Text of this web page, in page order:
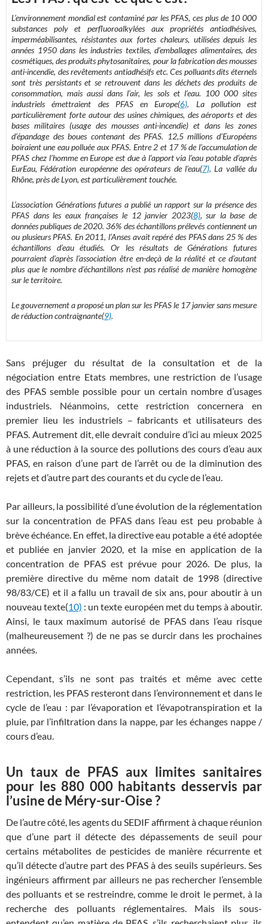
L’environnement mondial est contaminé par les PFAS, ces plus de 10 000
substances poly et perfluoroalkylées aux propriétés antiadhésives,
imperméabilisantes, résistantes aux fortes chaleurs, utilisées depuis les
années 1950 dans les industries textiles, d’emballages alimentaires, des
cosmétiques, des produits phytosanitaires, pour la fabrication des mousses
anti-incendie, des revêtements antiadhésifs etc. Ces polluants dits éternels
sont très persistants et se retrouvent dans les déchets des produits de
consommation, mais aussi dans l’air, les sols et l’eau. 100 000 sites
industriels émettraient des PFAS en Europe(6). La pollution est
particulièrement forte autour des usines chimiques, des aéroports et des
bases militaires (usage des mousses anti-incendie) et dans les zones
d’épandage des boues contenant des PFAS. 12,5 millions d’Européens
boiraient une eau polluée aux PFAS. Entre 2 et 17 % de l’accumulation de
PFAS chez l’homme en Europe est due à l’apport via l’eau potable d’après
EurEau, Fédération européenne des opérateurs de l’eau(7). La vallée du
Rhône, près de Lyon, est particulièrement touchée.
L’association Générations futures a publié un rapport sur la présence des
PFAS dans les eaux françaises le 12 janvier 2023(8), sur la base de
données publiques de 2020. 36% des échantillons prélevés contiennent un
ou plusieurs PFAS. En 2011, l’Anses avait repéré des PFAS dans 25 % des
échantillons d’eau étudiés. Or les résultats de Générations futures
pourraient d’après l’association être en-deçà de la réalité et ce d’autant
plus que le nombre d’échantillons n’est pas réalisé de manière homogène
sur le territoire.
Le gouvernement a proposé un plan sur les PFAS le 17 janvier sans mesure
de réduction contraignante(9).
Sans préjuger du résultat de la consultation et de la
négociation entre Etats membres, une restriction de l’usage
des PFAS semble possible pour un certain nombre d’usages
industriels. Néanmoins, cette restriction concernera en
premier lieu les industriels – fabricants et utilisateurs des
PFAS. Autrement dit, elle devrait conduire d’ici au mieux 2025
à une réduction à la source des pollutions des cours d’eau aux
PFAS, en raison d’une part de l’arrêt ou de la diminution des
rejets et d’autre part des courants et du cycle de l’eau.
Par ailleurs, la possibilité d’une évolution de la réglementation
sur la concentration de PFAS dans l’eau est peu probable à
brève échéance. En effet, la directive eau potable a été adoptée
et publiée en janvier 2020, et la mise en application de la
concentration de PFAS est prévue pour 2026. De plus, la
première directive du même nom datait de 1998 (directive
98/83/CE) et il a fallu un travail de six ans, pour aboutir à un
nouveau texte(10) : un texte européen met du temps à aboutir.
Ainsi, le taux maximum autorisé de PFAS dans l’eau risque
(malheureusement ?) de ne pas se durcir dans les prochaines
années.
Cependant, s’ils ne sont pas traités et même avec cette
restriction, les PFAS resteront dans l’environnement et dans le
cycle de l’eau : par l’évaporation et l’évapotranspiration et la
pluie, par l’infiltration dans la nappe, par les échanges nappe /
cours d’eau.
Un taux de PFAS aux limites sanitaires
pour les 880 000 habitants desservis par
l’usine de Méry-sur-Oise ?
De l’autre côté, les agents du SEDIF affirment à chaque réunion
que d’une part il détecte des dépassements de seuil pour
certains métabolites de pesticides de manière récurrente et
qu’il détecte d’autre part des PFAS à des seuils supérieurs. Ses
ingénieurs affirment par ailleurs ne pas rechercher l’ensemble
des polluants et se restreindre, comme le droit le permet, à la
recherche des polluants réglementaires. Mais ils sous-